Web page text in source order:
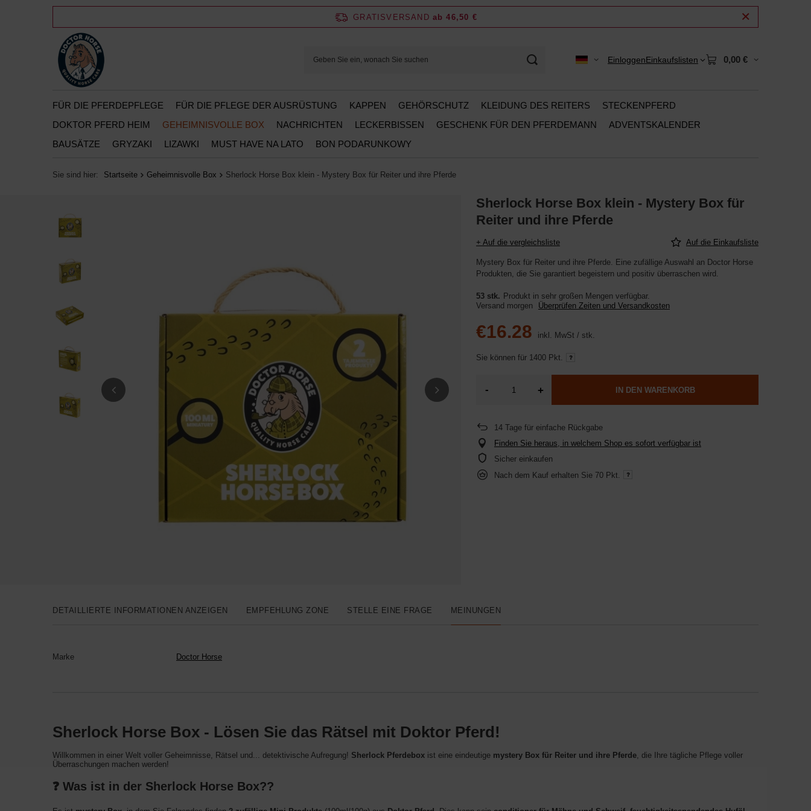
GRATISVERSAND ab 46,50 €
EinloggenEinkaufslisten 0,00 €
FÜR DIE PFERDEPFLEGE FÜR DIE PFLEGE DER AUSRÜSTUNG KAPPEN GEHÖRSCHUTZ KLEIDUNG DES REITERS
STECKENPFERD
DOKTOR PFERD HEIM
GEHEIMNISVOLLE BOX NACHRICHTEN LECKERBISSEN GESCHENK FÜR DEN PFERDEMANN
ADVENTSKALENDER
BAUSÄTZE
GRYZAKI LIZAWKI MUST HAVE NA LATO BON PODARUNKOWY
Sie sind hier: Startseite Geheimnisvolle Box Sherlock Horse Box klein - Mystery Box für Reiter und ihre Pferde
Sherlock Horse Box klein - Mystery Box für
Reiter und ihre Pferde
+ Auf die vergleichsliste Auf die Einkaufsliste
Mystery Box für Reiter und ihre Pferde. Eine zufällige Auswahl an Doctor Horse
Produkten, die Sie garantiert begeistern und positiv überraschen wird.
53 stk. Produkt in sehr großen Mengen verfügbar
Versand morgen Überprüfen Zeiten und Versandkosten
€16.28 inkl. MwSt / stk.
Sie können für 1400 Pkt.
- + IN DEN WARENKORB
14 Tage für einfache Rückgabe
Finden Sie heraus, in welchem Shop es sofort verfügbar ist
Sicher einkaufen
Nach dem Kauf erhalten Sie 70 Pkt.
DETAILLIERTE INFORMATIONEN ANZEIGEN EMPFEHLUNG ZONE STELLE EINE FRAGE MEINUNGEN
Marke Doctor Horse
Sherlock Horse Box - Lösen Sie das Rätsel mit Doktor Pferd!
Willkommen in einer Welt voller Geheimnisse, Rätsel und... detektivische Aufregung! Sherlock Pferdebox ist eine eindeutige mystery Box für Reiter und ihre Pferde, die Ihre tägliche Pflege voller
Überraschungen machen werden!
❓ Was ist in der Sherlock Horse Box??